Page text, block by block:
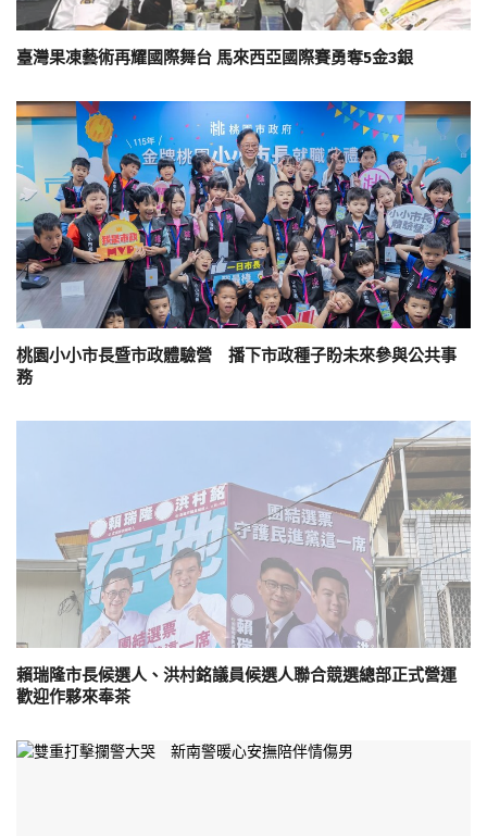
臺灣果凍藝術再耀國際舞台 馬來西亞國際賽勇奪5金3銀
桃園小小市長暨市政體驗營 播下市政種子盼未來參與公共事
務
賴瑞隆市長候選人、洪村銘議員候選人聯合競選總部正式營運
歡迎作夥來奉茶